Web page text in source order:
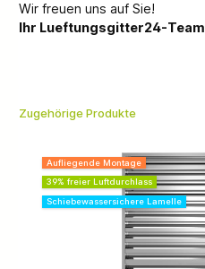
Wir freuen uns auf Sie!
Ihr Lueftungsgitter24-Team
Zugehörige Produkte
Aufliegende Montage
39% freier Luftdurchlass
Schiebewassersichere Lamelle